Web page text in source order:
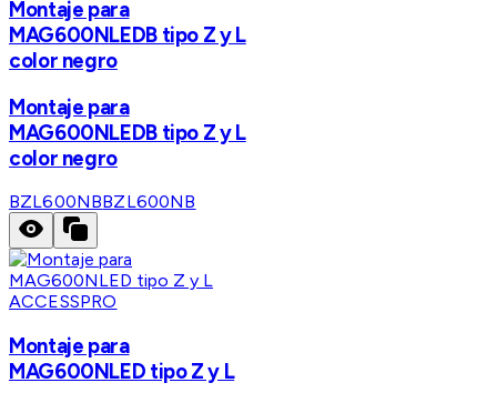
Montaje para
MAG600NLEDB tipo Z y L
color negro
Montaje para
MAG600NLEDB tipo Z y L
color negro
BZL600NBBZL600NB
ACCESSPRO
Montaje para
MAG600NLED tipo Z y L